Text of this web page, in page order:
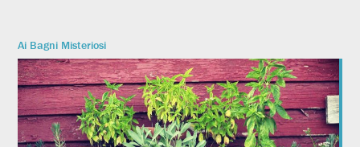
Ai Bagni Misteriosi